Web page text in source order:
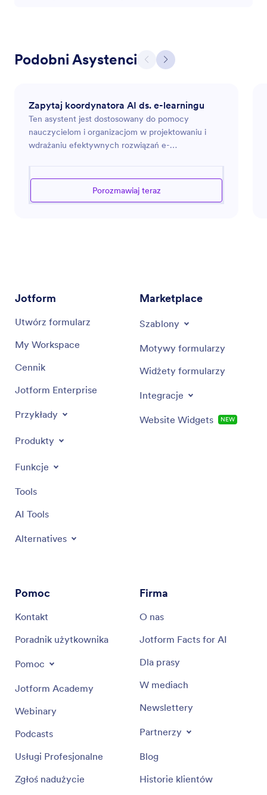
Podobni Asystenci
Zapytaj koordynatora AI ds. e-learningu
Ten asystent jest dostosowany do pomocy
nauczycielom i organizacjom w projektowaniu i
wdrażaniu efektywnych rozwiązań e-
platformami edukacyjnymi oraz poprawy wyników
uczniów z wykorzystaniem najnowszych
Porozmawiaj teraz
Jotform
Utwórz formularz
My Workspace
Cennik
Jotform Enterprise
Przykłady
Produkty
Funkcje
Tools
AI Tools
Alternatives
Marketplace
Szablony
Motywy formularzy
Widżety formularzy
Integracje
Website Widgets NEW
Pomoc
Kontakt
Poradnik użytkownika
Pomoc
Jotform Academy
Webinary
Podcasts
Usługi Profesjonalne
Zgłoś nadużycie
Firma
O nas
Jotform Facts for AI
Dla prasy
W mediach
Newslettery
Partnerzy
Blog
Historie klientów